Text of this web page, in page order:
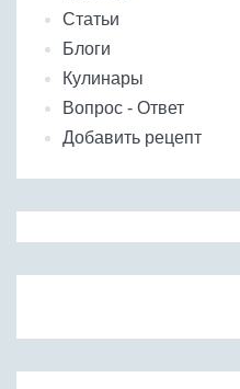
Статьи
Блоги
Кулинары
Вопрос - Ответ
Добавить рецепт